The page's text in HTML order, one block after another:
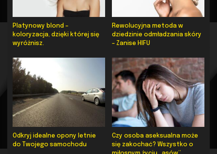
Platynowy blond –
koloryzacja, dzięki której się
wyróżnisz.
Rewolucyjna metoda w
dziedzinie odmładzania skóry
– Zanise HIFU
Odkryj idealne opony letnie
do Twojego samochodu
Czy osoba aseksualna może
się zakochać? Wszystko o